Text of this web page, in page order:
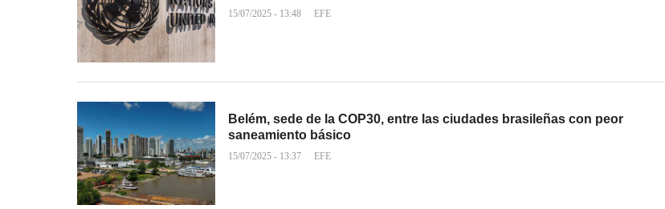
15/07/2025 - 13:48 EFE
Belém, sede de la COP30, entre las ciudades brasileñas con peor
saneamiento básico
15/07/2025 - 13:37 EFE